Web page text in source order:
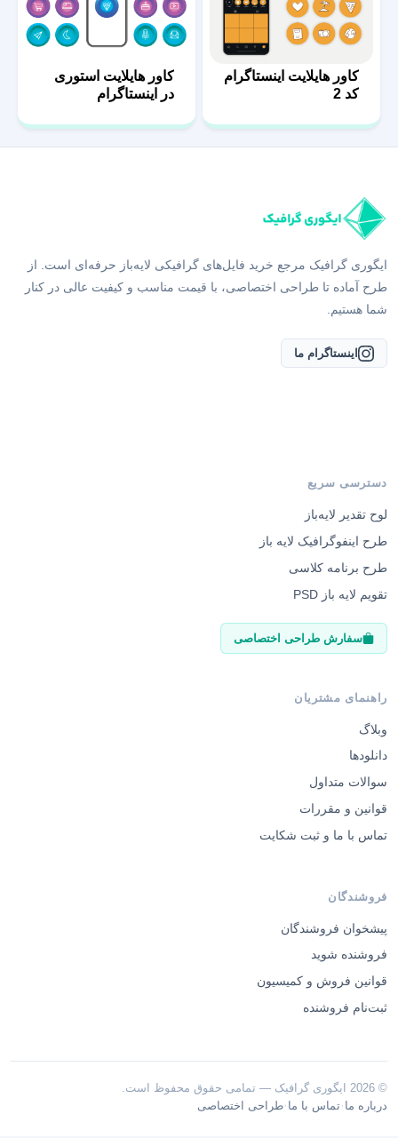
کاور هایلایت اینستاگرام
کد 2
کاور هایلایت استوری
در اینستاگرام
ایگوری گرافیک مرجع خرید فایل‌های گرافیکی لایه‌باز حرفه‌ای است. از
طرح آماده تا طراحی اختصاصی، با قیمت مناسب و کیفیت عالی در کنار
شما هستیم.
اینستاگرام ما
دسترسی سریع
لوح تقدیر لایه‌باز
طرح اینفوگرافیک لایه باز
طرح برنامه کلاسی
تقویم لایه باز PSD
سفارش طراحی اختصاصی
راهنمای مشتریان
وبلاگ
دانلودها
سوالات متداول
قوانین و مقررات
تماس با ما و ثبت شکایت
فروشندگان
پیشخوان فروشندگان
فروشنده شوید
قوانین فروش و کمیسیون
ثبت‌نام فروشنده
© 2026 ایگوری گرافیک — تمامی حقوق محفوظ است.
درباره ما ·تماس با ما ·طراحی اختصاصی